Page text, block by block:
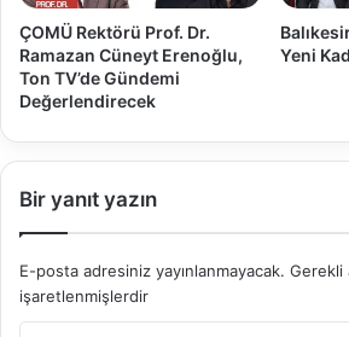
ÇOMÜ Rektörü Prof. Dr.
Ramazan Cüneyt Erenoğlu,
Ton TV’de Gündemi
Değerlendirecek
Yeni
Bir yanıt yazın
E-posta adresiniz yayınlanmayacak. Gerekli
işaretlenmişlerdir